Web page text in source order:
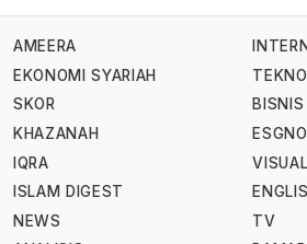
AMEERA
EKONOMI SYARIAH
SKOR
KHAZANAH
IQRA
ISLAM DIGEST
NEWS
TEKNO
VISUAL
TV